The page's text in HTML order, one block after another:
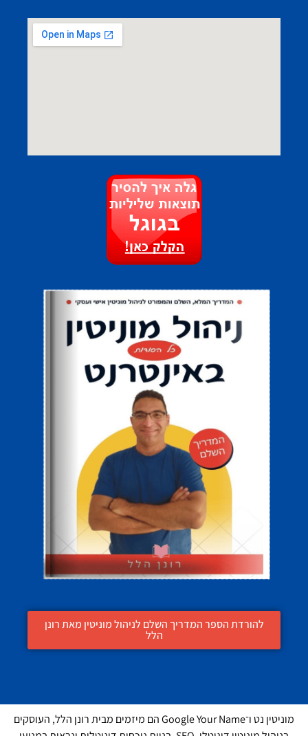
להורדת הספר המדריך השלם לניהול מוניטין מאת רונן
הלל
מוניטין נט ו־Google Your Name הם מיזמים מבית רונן הלל, העוסקים